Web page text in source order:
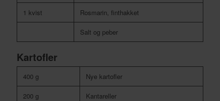
1 kvist Rosmarin, finthakket
Salt og peber
Kartofler
400 g Nye kartofler
200 g Kantareller